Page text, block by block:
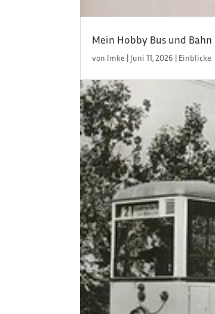
Mein Hobby Bus und Bahn
von Imke | Juni 11, 2026 | Einblicke